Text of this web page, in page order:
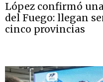
López confirmó
del Fuego: llegan
cinco provincias